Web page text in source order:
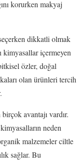
korurken makyaj
dikkatli olmak
içermeyen
özler, doğal
olan ürünleri tercih
avantajı vardır.
neden
malzemeler ciltle
sağlar. Bu